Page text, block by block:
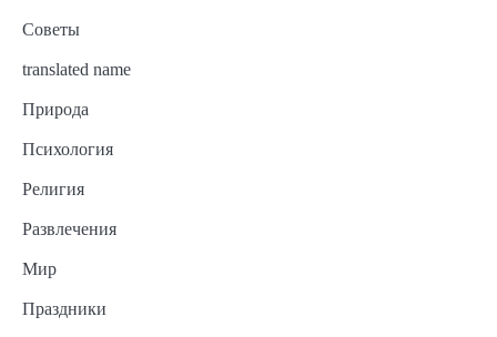
Советы
translated name
Природа
Психология
Религия
Развлечения
Мир
Праздники